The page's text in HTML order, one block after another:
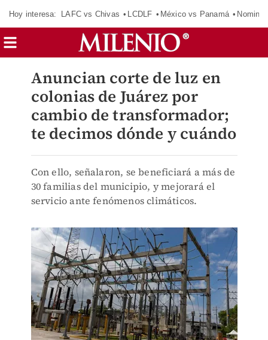
Hoy interesa: LAFC vs Chivas LCDLF México vs Panamá
Anuncian corte de luz en
colonias de Juárez por
cambio de transformador;
te decimos dónde y cuándo
Con ello, señalaron, se beneficiará a más de
30 familias del municipio, y mejorará el
servicio ante fenómenos climáticos.